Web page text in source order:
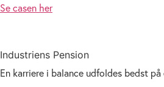
Se casen her
Industriens Pension
En karriere i balance udfoldes bedst